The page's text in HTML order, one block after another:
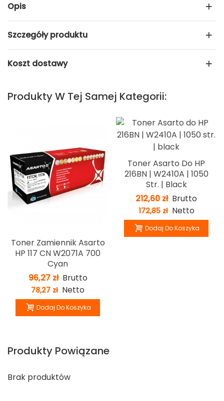
Opis
Szczegóły produktu
Koszt dostawy
Produkty W Tej Samej Kategorii:
Toner Zamiennik Asarto
HP 117 CN W2071A 700
Cyan
96,27 zł Brutto
78,27 zł Netto
Dodaj Do Koszyka
Toner Asarto Do HP
216BN | W2410A | 1050
Str. | Black
212,60 zł Brutto
172,85 zł Netto
Dodaj Do Koszyka
Produkty Powiązane
Brak produktów